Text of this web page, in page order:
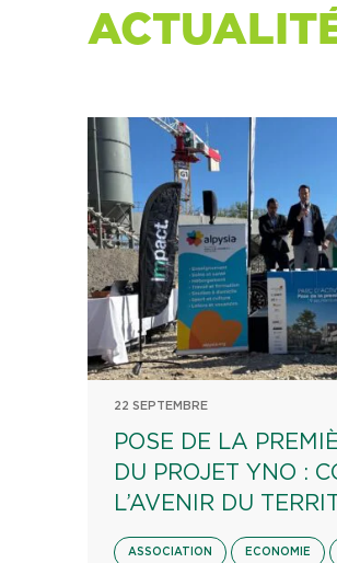
22 SEPTEMBRE
POSE DE LA
DU PROJET YNO :
L’AVENIR DU
ASSOCIATION ECONOMIE